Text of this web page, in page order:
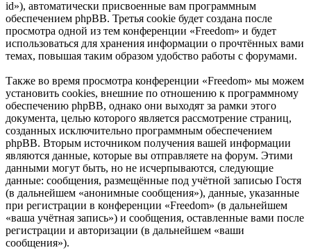
id»), автоматически присвоенные вам программным
обеспечением phpBB. Третья cookie будет создана после
просмотра одной из тем конференции «Freedom» и будет
использоваться для хранения информации о прочтённых вами
темах, повышая таким образом удобство работы с форумами.
Также во время просмотра конференции «Freedom» мы можем
установить cookies, внешние по отношению к программному
обеспечению phpBB, однако они выходят за рамки этого
документа, целью которого является рассмотрение страниц,
созданных исключительно программным обеспечением
phpBB. Вторым источником получения вашей информации
являются данные, которые вы отправляете на форум. Этими
данными могут быть, но не исчерпываются, следующие
данные: сообщения, размещённые под учётной записью Гостя
(в дальнейшем «анонимные сообщения»), данные, указанные
при регистрации в конференции «Freedom» (в дальнейшем
«ваша учётная запись») и сообщения, оставленные вами после
регистрации и авторизации (в дальнейшем «ваши
сообщения»).